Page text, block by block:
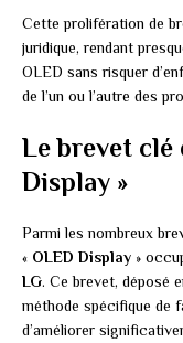
Cette prolifération de
juridique, rendant
OLED sans risquer
de l’un ou l’autre des
Le brevet clé
Display »
Parmi les nombreux
« OLED Display »
LG. Ce brevet, déposé
méthode spécifique de
d’améliorer